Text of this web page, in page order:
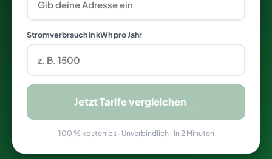
Stromverbrauch in kWh pro Jahr
Jetzt Tarife vergleichen →
100 % kostenlos · Unverbindlich · In 2 Minuten